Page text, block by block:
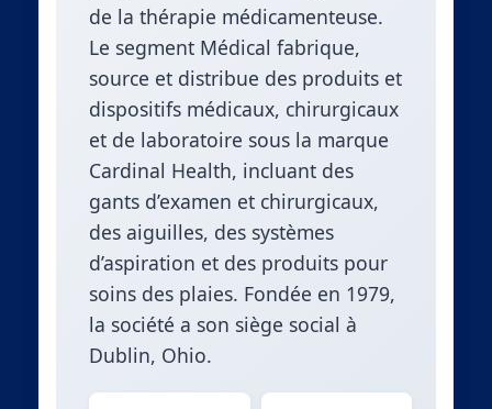
de la thérapie médicamenteuse.
Le segment Médical fabrique,
source et distribue des produits et
dispositifs médicaux, chirurgicaux
et de laboratoire sous la marque
Cardinal Health, incluant des
gants d’examen et chirurgicaux,
des aiguilles, des systèmes
d’aspiration et des produits pour
soins des plaies. Fondée en 1979,
la société a son siège social à
Dublin, Ohio.